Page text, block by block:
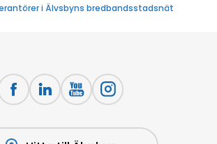
i Älvsbyns bredbandsstadsnät